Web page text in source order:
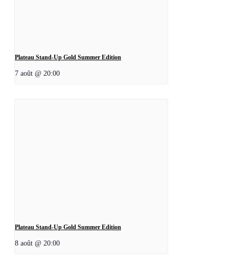
Plateau Stand-Up Gold Summer Edition
7 août @ 20:00
Plateau Stand-Up Gold Summer Edition
8 août @ 20:00